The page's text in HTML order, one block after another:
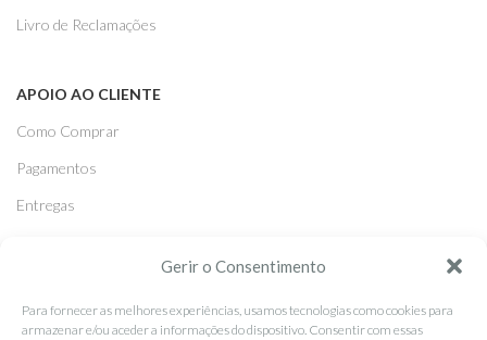
Gerir o Consentimento
Para fornecer as melhores experiências, usamos tecnologias como cookies para
armazenar e/ou aceder a informações do dispositivo. Consentir com essas
Livro de Reclamações
APOIO AO CLIENTE
Como Comprar
Pagamentos
Entregas
SEGUE-NOS